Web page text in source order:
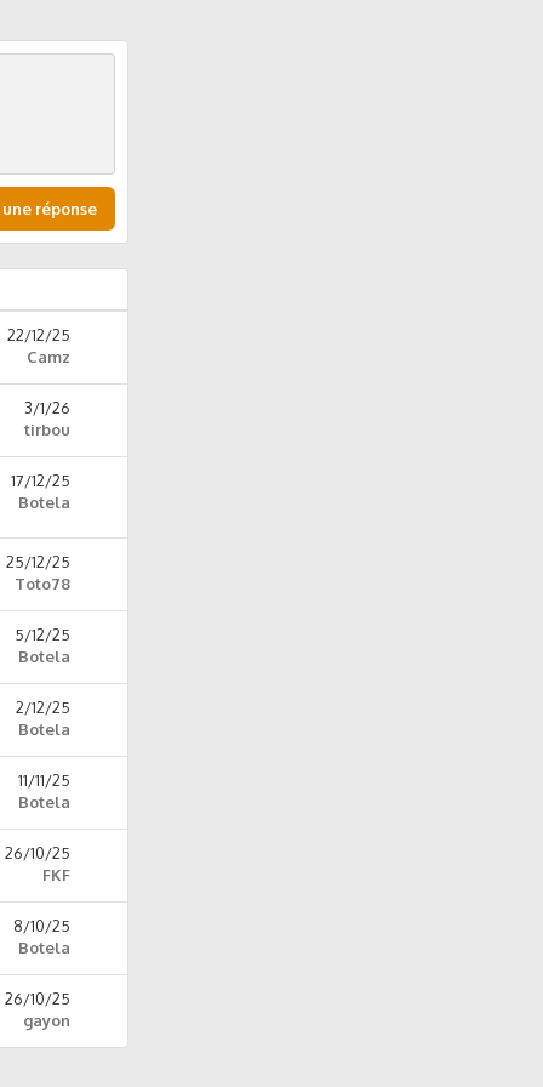
une réponse
22/12/25
Camz
3/1/26
tirbou
17/12/25
Botela
25/12/25
Toto78
5/12/25
Botela
2/12/25
Botela
11/11/25
Botela
26/10/25
FKF
8/10/25
Botela
26/10/25
gayon